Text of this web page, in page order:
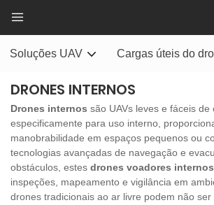
Soluções UAV Cargas úteis do
DRONES INTERNOS
Drones internos são UAVs leves e fáceis
especificamente para uso interno,
manobrabilidade em espaços pequenos ou
tecnologias avançadas de navegação e
obstáculos, estes drones voadores internos
inspeções, mapeamento e vigilância em
drones tradicionais ao ar livre podem não ser